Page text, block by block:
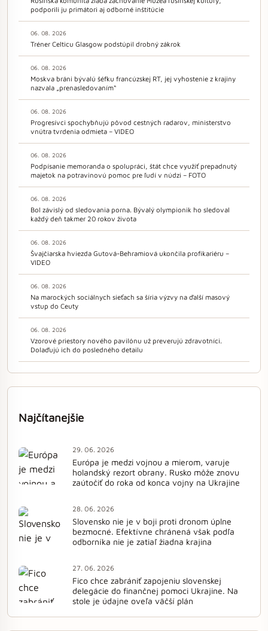
podporili ju primátori aj odborné inštitúcie
06. 08. 2026
Tréner Celticu Glasgow podstúpil drobný zákrok
06. 08. 2026
Moskva bráni bývalú šéfku francúzskej RT, jej vyhostenie z krajiny
nazvala „prenasledovaním“
06. 08. 2026
Progresívci spochybňujú pôvod cestných radarov, ministerstvo
vnútra tvrdenia odmieta – VIDEO
06. 08. 2026
Podpísanie memoranda o spolupráci, štát chce využiť prepadnutý
majetok na potravinovú pomoc pre ľudí v núdzi – FOTO
06. 08. 2026
Bol závislý od sledovania porna. Bývalý olympionik ho sledoval
každý deň takmer 20 rokov života
06. 08. 2026
Švajčiarska hviezda Gutová-Behramiová ukončila profikariéru –
VIDEO
06. 08. 2026
Na marockých sociálnych sieťach sa šíria výzvy na ďalší masový
vstup do Ceuty
06. 08. 2026
Vzorové priestory nového pavilónu už preverujú zdravotníci.
Dolaďujú ich do posledného detailu
Najčítanejšie
29. 06. 2026
Európa je medzi vojnou a mierom, varuje
holandský rezort obrany. Rusko môže znovu
zaútočiť do roka od konca vojny na Ukrajine
28. 06. 2026
Slovensko nie je v boji proti dronom úplne
bezmocné. Efektívne chránená však podľa
odborníka nie je zatiaľ žiadna krajina
27. 06. 2026
Fico chce zabrániť zapojeniu slovenskej
delegácie do finančnej pomoci Ukrajine. Na
stole je údajne oveľa väčší plán